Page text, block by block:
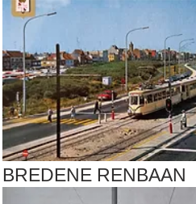
BREDENE RENBAAN